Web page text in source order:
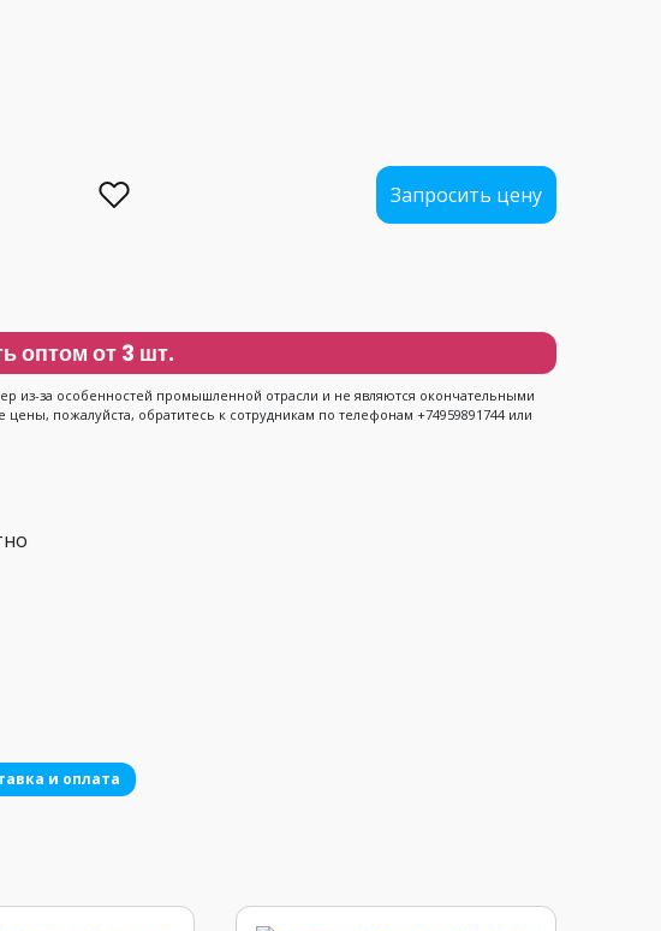
Запросить цену
оптом от 3 шт.
из-за особенностей промышленной отрасли и не являются окончательными
пожалуйста, обратитесь к сотрудникам по телефонам +74959891744 или
и оплата